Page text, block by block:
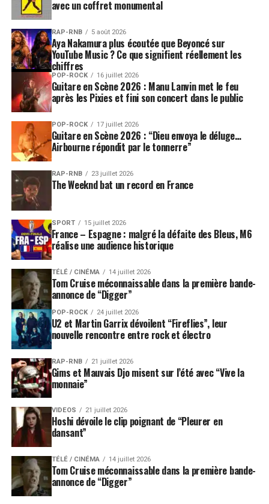
avec un coffret monumental
RAP-RNB 5 août 2026
Aya Nakamura plus écoutée que Beyoncé sur
YouTube Music ? Ce que signifient réellement les
chiffres
POP-ROCK 16 juillet 2026
Guitare en Scène 2026 : Manu Lanvin met le feu
après les Pixies et fini son concert dans le public
POP-ROCK 17 juillet 2026
Guitare en Scène 2026 : “Dieu envoya le déluge…
Airbourne répondit par le tonnerre”
RAP-RNB 23 juillet 2026
The Weeknd bat un record en France
SPORT 15 juillet 2026
France – Espagne : malgré la défaite des Bleus, M6
réalise une audience historique
TÉLÉ / CINÉMA 14 juillet 2026
Tom Cruise méconnaissable dans la première bande-
annonce de “Digger”
POP-ROCK 24 juillet 2026
U2 et Martin Garrix dévoilent “Fireflies”, leur
nouvelle rencontre entre rock et électro
RAP-RNB 21 juillet 2026
Gims et Mauvais Djo misent sur l’été avec “Vive la
monnaie”
VIDEOS 21 juillet 2026
Hoshi dévoile le clip poignant de “Pleurer en
dansant”
TÉLÉ / CINÉMA 14 juillet 2026
Tom Cruise méconnaissable dans la première bande-
annonce de “Digger”